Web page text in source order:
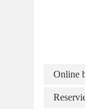
Online